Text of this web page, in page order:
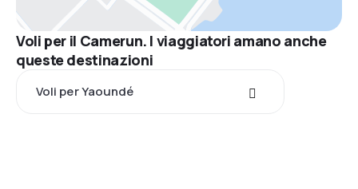
Voli per il Camerun. I viaggiatori amano anche
queste destinazioni
Voli per Yaoundé